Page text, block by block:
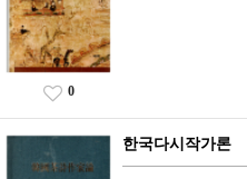
0
한국다시작가론